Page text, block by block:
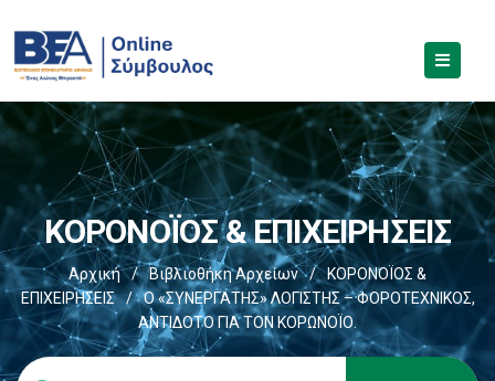
ΚΟΡΟΝΟΪΟΣ & ΕΠΙΧΕΙΡΗΣΕΙΣ
Αρχική / Βιβλιοθήκη Αρχείων /
ΚΟΡΟΝΟΪΟΣ &
ΕΠΙΧΕΙΡΗΣΕΙΣ
/
Ο «ΣΥΝΕΡΓΑΤΗΣ» ΛΟΓΙΣΤΗΣ – ΦΟΡΟΤΕΧΝΙΚΟΣ,
ΑΝΤΙΔΟΤΟ ΓΙΑ ΤΟΝ ΚΟΡΩΝΟΪΟ.